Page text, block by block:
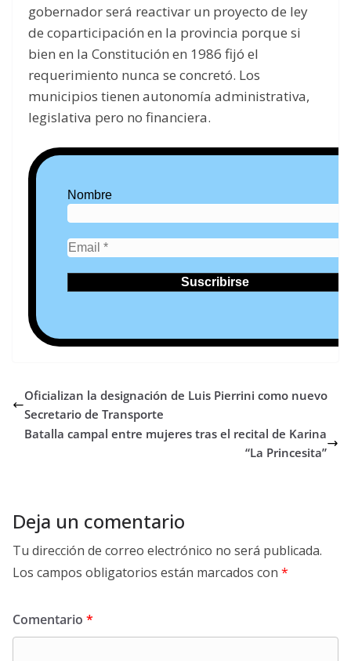
gobernador será reactivar un proyecto de ley
de coparticipación en la provincia porque si
bien en la Constitución en 1986 fijó el
requerimiento nunca se concretó. Los
municipios tienen autonomía administrativa,
legislativa pero no financiera.
Nombre
Oficializan la designación de Luis Pierrini como nuevo
Secretario de Transporte
Batalla campal entre mujeres tras el recital de Karina
“La Princesita”
Deja un comentario
Tu dirección de correo electrónico no será publicada.
Los campos obligatorios están marcados con *
Comentario *